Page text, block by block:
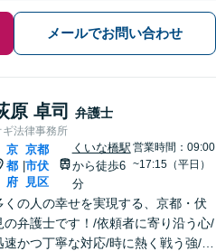
メールでお問い合わせ
原 卓司 弁護士
ギ法律事務所
京
都
府
京都
市伏
見区
くいな橋駅
から徒歩6
分
営業時間：09:00
~17:15（平日）
くの人の幸せを実現する、京都・伏
の弁護士です！/依頼者に寄り沿う心/
速かつ丁寧な対応/時に熱く戦う強/解